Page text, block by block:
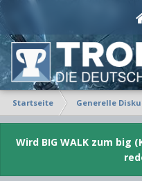
Startseite Generelle
Wird BIG WALK zum big